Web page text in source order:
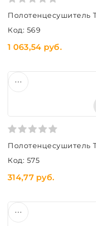
Полотенцесушитель
Код: 569
1 063,54 руб.
Полотенцесушитель
Код: 575
314,77 руб.